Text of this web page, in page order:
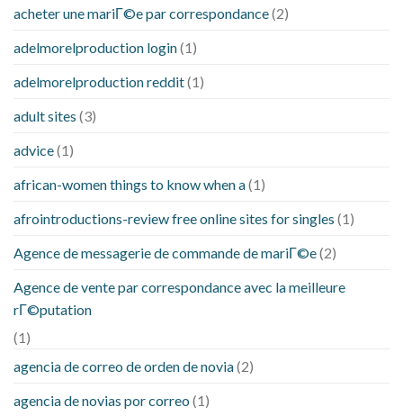
acheter une mariГ©e par correspondance(2)
adelmorelproduction login(1)
adelmorelproduction reddit(1)
adult sites (3)
advice(1)
african-women things to know when a(1)
afrointroductions-review free online sites for singles (1)
Agence de messagerie de commande de mariГ©e(2)
Agence de vente par correspondance avec la meilleure
rГ©putation
(1)
agencia de correo de orden de novia(2)
agencia de novias por correo (1)